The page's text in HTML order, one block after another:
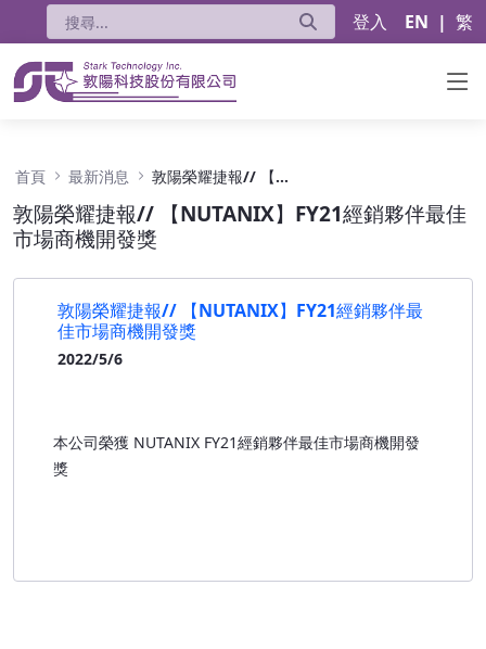
登入 EN | 繁
首頁 最新消息 敦陽榮耀捷報// 【NUTANIX】FY21經銷夥伴最佳市場商機開發獎
敦陽榮耀捷報// 【NUTANIX】FY21經銷夥伴最佳
市場商機開發獎
敦陽榮耀捷報// 【NUTANIX】FY21經銷夥伴最
佳市場商機開發獎
2022/5/6
本公司榮獲 NUTANIX FY21經銷夥伴最佳市場商機開發
獎